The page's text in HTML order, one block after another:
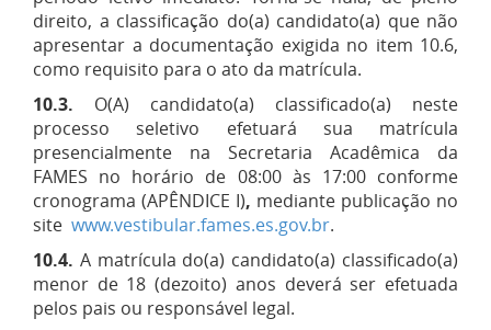
direito, a classificação do(a) candidato(a) que não
apresentar a documentação exigida no item 10.6,
como requisito para o ato da matrícula.
10.3. O(A) candidato(a) classificado(a) neste
processo seletivo efetuará sua matrícula
presencialmente na Secretaria Acadêmica da
FAMES no horário de 08:00 às 17:00 conforme
cronograma (APÊNDICE I), mediante publicação no
site www.vestibular.fames.es.gov.br.
10.4. A matrícula do(a) candidato(a) classificado(a)
menor de 18 (dezoito) anos deverá ser efetuada
pelos pais ou responsável legal.